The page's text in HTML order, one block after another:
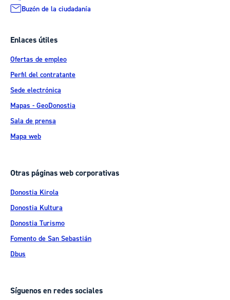
Buzón de la ciudadanía
Enlaces útiles
Ofertas de empleo
Perfil del contratante
Sede electrónica
Mapas - GeoDonostia
Sala de prensa
Mapa web
Otras páginas web corporativas
Donostia Kirola
Donostia Kultura
Donostia Turismo
Fomento de San Sebastián
Dbus
Síguenos en redes sociales